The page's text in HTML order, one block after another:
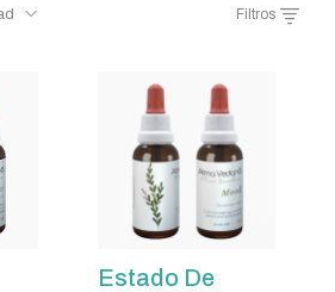
Filtros
Estado De